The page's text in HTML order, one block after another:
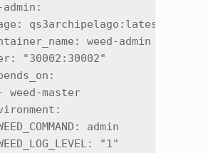
qs3archipelago:latest
weed-admin
"30002:30002"
weed-master
admin
"1"